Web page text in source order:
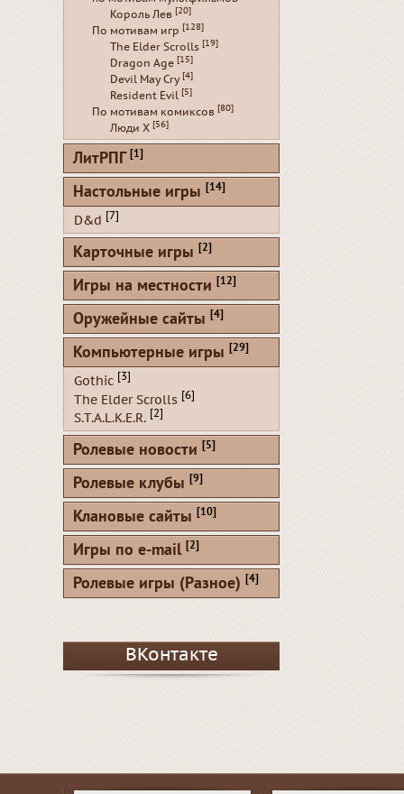
Король Лев [20]
По мотивам игр [128]
The Elder Scrolls [19]
Dragon Age [15]
Devil May Cry [4]
Resident Evil [5]
По мотивам комиксов [80]
Люди Х [56]
ЛитРПГ [1]
Настольные игры [14]
D&d [7]
Карточные игры [2]
Игры на местности [12]
Оружейные сайты [4]
Компьютерные игры [29]
Gothic [3]
The Elder Scrolls [6]
S.T.A.L.K.E.R. [2]
Ролевые новости [5]
Ролевые клубы [9]
Клановые сайты [10]
Игры по e-mail [2]
Ролевые игры (Разное) [4]
ВКонтакте